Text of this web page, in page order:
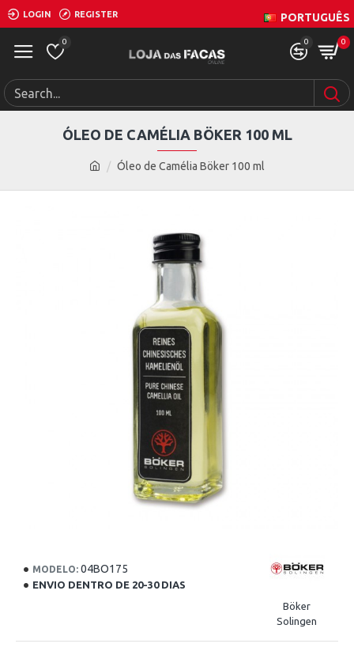
LOGIN REGISTER PORTUGUÊS
0 0 0
Óleo de Camélia Böker 100 ml
ÓLEO DE CAMÉLIA BÖKER 100 ML
MODELO: 04BO175
ENVIO DENTRO DE 20-30 DIAS
Böker
Solingen